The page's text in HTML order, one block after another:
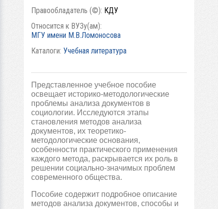
Правообладатель (©): КДУ
Относится к ВУЗу(ам):
МГУ имени М.В.Ломоносова
Каталоги: Учебная литература
Представленное учебное пособие
освещает историко-методологические
проблемы анализа документов в
социологии. Исследуются этапы
становления методов анализа
документов, их теоретико-
методологические основания,
особенности практического применения
каждого метода, раскрывается их роль в
решении социально-значимых проблем
современного общества.
Пособие содержит подробное описание
методов анализа документов, способы и